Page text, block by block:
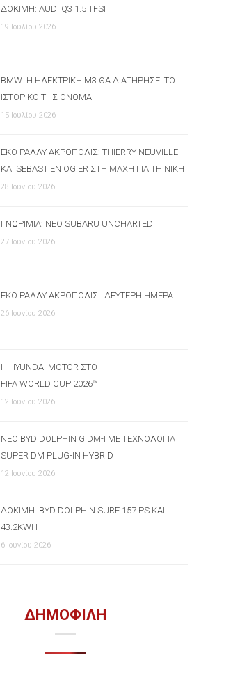
ΔΟΚΙΜΉ: AUDI Q3 1.5 TFSI
19 Ιουλίου 2026
BMW: Η ΗΛΕΚΤΡΙΚΉ M3 ΘΑ ΔΙΑΤΗΡΉΣΕΙ ΤΟ
ΙΣΤΟΡΙΚΌ ΤΗΣ ΌΝΟΜΑ
15 Ιουλίου 2026
ΕΚΟ ΡΆΛΛΥ ΑΚΡΌΠΟΛΙΣ: THIERRY NEUVILLE
ΚΑΙ SEBASTIEN OGIER ΣΤΗ ΜΆΧΗ ΓΙΑ ΤΗ ΝΊΚΗ
28 Ιουνίου 2026
ΓΝΩΡΙΜΊΑ: ΝΈΟ SUBARU UNCHARTED
27 Ιουνίου 2026
ΕΚΟ ΡΆΛΛΥ ΑΚΡΌΠΟΛΙΣ : ΔΕΎΤΕΡΗ ΗΜΈΡΑ
26 Ιουνίου 2026
Η HYUNDAI MOTOR ΣΤΟ
FIFA WORLD CUP 2026™
12 Ιουνίου 2026
ΝΈΟ BYD DOLPHIN G DM-I ΜΕ ΤΕΧΝΟΛΟΓΊΑ
SUPER DM PLUG-IN HYBRID
12 Ιουνίου 2026
ΔΟΚΙΜΉ: BYD DOLPHIN SURF 157 PS ΚΑΙ
43.2KWH
6 Ιουνίου 2026
ΔΗΜΟΦΙΛΗ